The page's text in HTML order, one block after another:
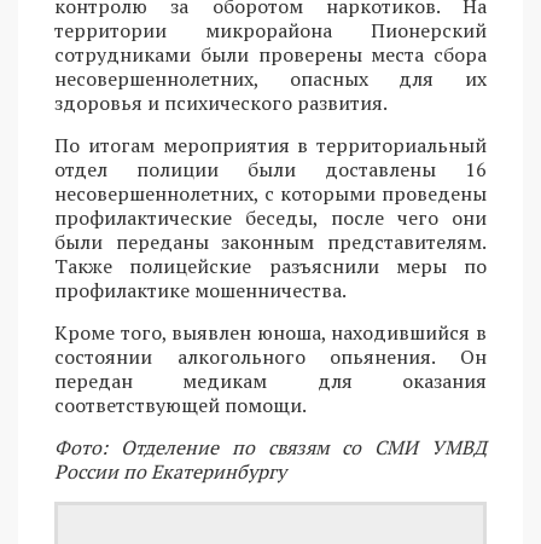
контролю за оборотом наркотиков. На
территории микрорайона Пионерский
сотрудниками были проверены места сбора
несовершеннолетних, опасных для их
здоровья и психического развития.
По итогам мероприятия в территориальный
отдел полиции были доставлены 16
несовершеннолетних, с которыми проведены
профилактические беседы, после чего они
были переданы законным представителям.
Также полицейские разъяснили меры по
профилактике мошенничества.
Кроме того, выявлен юноша, находившийся в
состоянии алкогольного опьянения. Он
передан медикам для оказания
соответствующей помощи.
Фото: Отделение по связям со СМИ УМВД
России по Екатеринбургу